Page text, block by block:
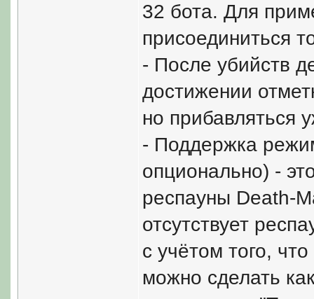
32 бота. Для
присоединиться
- После убийств
достижении
но прибавляться
- Поддержка
опционально) -
респауны Death-
отсутствует
с учётом того,
можно сделать